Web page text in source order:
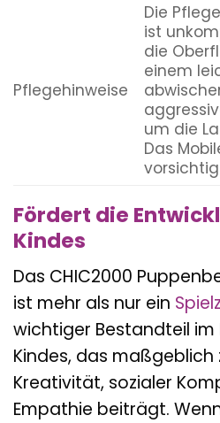
Pflegehinweise
Die
ist
die
einem
um die
Das
Fördert die
Kindes
Das CHIC2000
ist mehr als nur ein
wichtiger Bestandteil im
Kindes, das maßgeblich
Kreativität, sozialer
Empathie beiträgt.